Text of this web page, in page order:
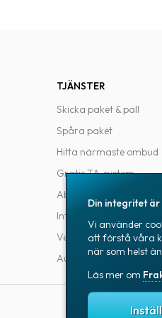
TJÄNSTER
Skicka paket & pall
Spåra paket
Hitta närmaste ombud
Gratis TA-system
Abonnemang
Integrationer
Verktyg för utvecklare
Automatiseringar
Fraktjakts
Din integritet
Vi använder
att förstå våra
när som helst
Läs mer om